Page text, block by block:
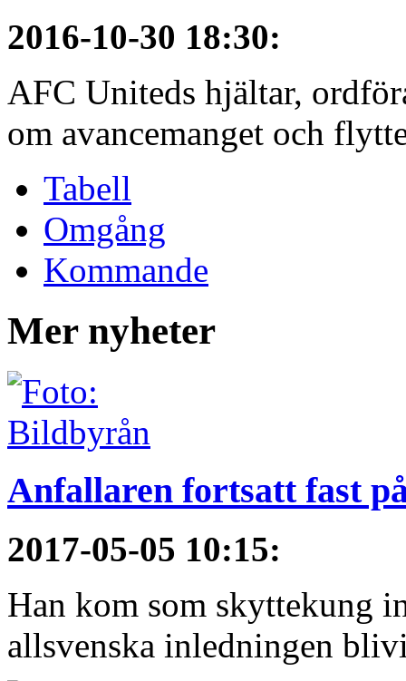
2016-10-30 18:30:
AFC Uniteds hjältar,
om avancemanget och
Tabell
Omgång
Kommande
Mer nyheter
Anfallaren fortsatt fast
2017-05-05 10:15:
Han kom som skyttekung
allsvenska inledningen